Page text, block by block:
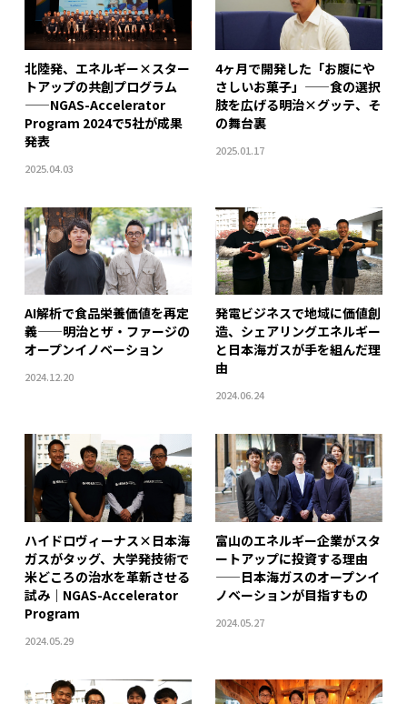
北陸発、エネルギー×スター
トアップの共創プログラム
——NGAS-Accelerator
Program 2024で5社が成果
発表
2025.04.03
4ヶ月で開発した「お腹にや
さしいお菓子」——食の選択
肢を広げる明治×グッテ、そ
の舞台裏
2025.01.17
AI解析で食品栄養価値を再定
義——明治とザ・ファージの
オープンイノベーション
2024.12.20
発電ビジネスで地域に価値創
造、シェアリングエネルギー
と日本海ガスが手を組んだ理
由
2024.06.24
ハイドロヴィーナス×日本海
ガスがタッグ、大学発技術で
米どころの治水を革新させる
試み｜NGAS-Accelerator
Program
2024.05.29
富山のエネルギー企業がスタ
ートアップに投資する理由
——日本海ガスのオープンイ
ノベーションが目指すもの
2024.05.27